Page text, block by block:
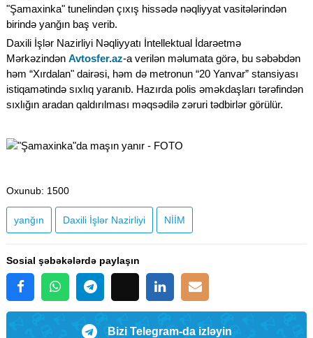
"Şamaxinka" tunelindən çıxış hissədə nəqliyyat vasitələrindən
birində yanğın baş verib.
Daxili İşlər Nazirliyi Nəqliyyatı İntellektual İdarəetmə
Mərkəzindən Avtosfer.az-a verilən məlumata görə, bu səbəbdən
həm “Xırdalan" dairəsi, həm də metronun “20 Yanvar” stansiyası
istiqamətində sıxlıq yaranıb. Hazırda polis əməkdaşları tərəfindən
sıxlığın aradan qaldırılması məqsədilə zəruri tədbirlər görülür.
Oxunub: 1500
yanğın Daxili İşlər Nazirliyi NİİM
Sosial şəbəkələrdə paylaşın
Bizi Telegram-da izləyin